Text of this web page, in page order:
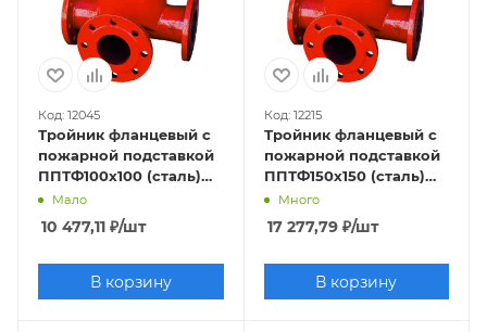
Код: 12045
Тройник фланцевый с
пожарной подставкой
ППТФ100х100 (сталь)
Ру10Мало
10 477,11 ₽/шт
В корзину
Код: 12215
Тройник фланцевый с
пожарной подставкой
ППТФ150х150 (сталь)
Ру10Много
17 277,79₽/шт
В корзину